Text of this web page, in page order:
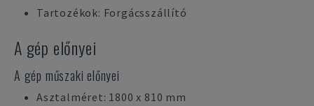
Tartozékok: Forgácsszállító
A gép előnyei
A gép műszaki előnyei
Asztalméret: 1800 x 810 mm